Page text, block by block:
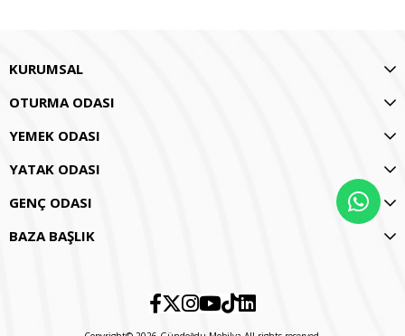
KURUMSAL
OTURMA ODASI
YEMEK ODASI
YATAK ODASI
GENÇ ODASI
BAZA BAŞLIK